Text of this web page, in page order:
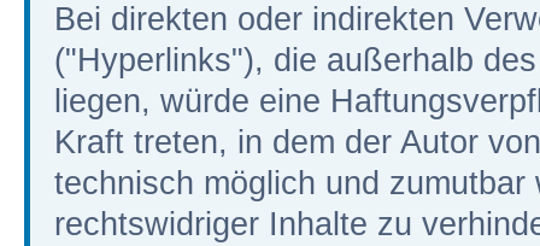
Bei direkten oder indirekten
("Hyperlinks"), die außerhalb
liegen, würde eine
Kraft treten, in dem der Autor
technisch möglich und
rechtswidriger Inhalte zu